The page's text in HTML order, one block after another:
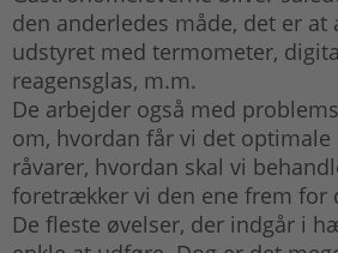
den anderledes måde, det er at
udstyret med termometer,
reagensglas, m.m.
De arbejder også med
om, hvordan får vi det optimale
råvarer, hvordan skal vi
foretrækker vi den ene frem for
De fleste øvelser, der indgår i